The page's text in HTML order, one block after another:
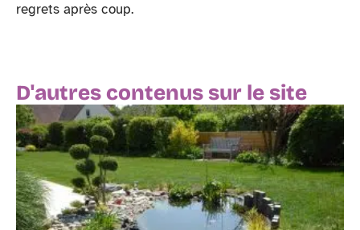
regrets après coup.
D'autres contenus sur le site